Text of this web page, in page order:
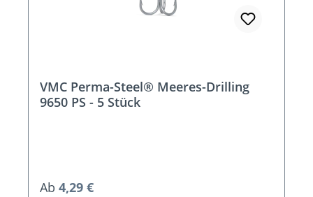
VMC Perma-Steel® Meeres-Drilling
9650 PS - 5 Stück
Regulärer Preis:
Ab 4,29 €